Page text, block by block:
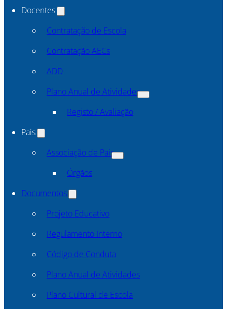
Docentes
Contratação de Escola
Contratação AECs
ADD
Plano Anual de Atividades
Registo / Avaliação
Pais
Associação de Pais
Órgãos
Documentos
Projeto Educativo
Regulamento Interno
Código de Conduta
Plano Anual de Atividades
Plano Cultural de Escola